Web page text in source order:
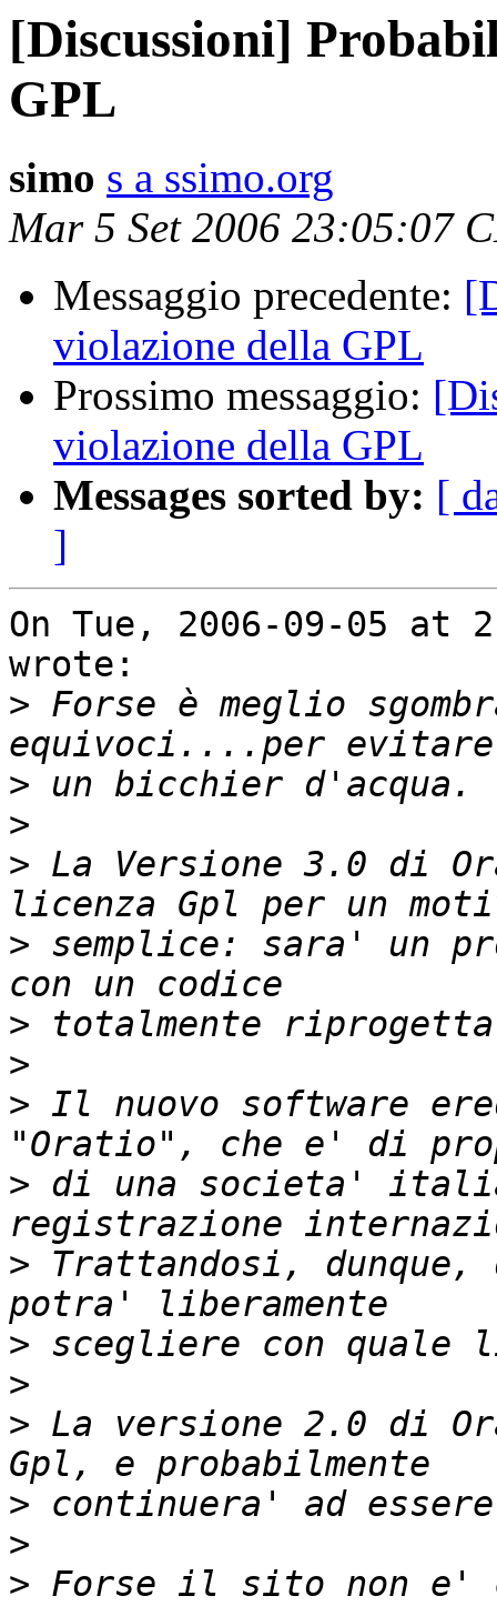
[Discussioni]
GPL
simo s a ssimo.org
Mar 5 Set 2006 23:05:07
Messaggio precedente:
violazione della GPL
Prossimo messaggio:
violazione della GPL
Messages sorted by: [
]
On Tue, 2006-09-05 at
wrote:
> Forse è meglio
>
>
> La Versione 3.0 di
> semplice: sara' un
>
>
> Il nuovo software
> di una societa'
> Trattandosi,
>
>
> La versione 2.0 di
>
>
> Forse il sito non e'